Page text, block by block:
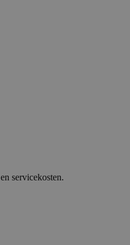
servicekosten.